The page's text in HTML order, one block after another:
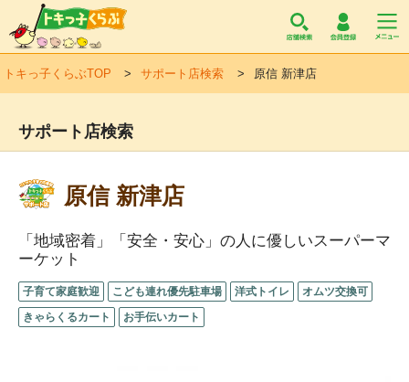
トキっ子くらぶTOP サポート店検索 原信 新津店
サポート店検索
原信 新津店
「地域密着」「安全・安心」の人に優しいスーパーマ
ーケット
子育て家庭歓迎 こども連れ優先駐車場 洋式トイレ
オムツ交換可
きゃらくるカート
お手伝いカート